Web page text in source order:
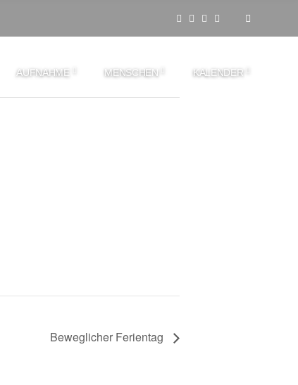
AUFNAHME MENSCHEN KALENDER
Beweglicher Ferientag